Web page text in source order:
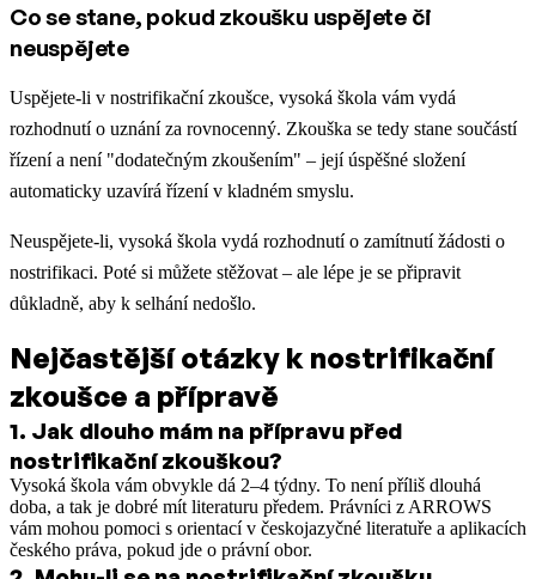
Co se stane, pokud zkoušku uspějete či
neuspějete
Uspějete-li v nostrifikační zkoušce, vysoká škola vám vydá
rozhodnutí o uznání za rovnocenný. Zkouška se tedy stane součástí
řízení a není "dodatečným zkoušením" – její úspěšné složení
automaticky uzavírá řízení v kladném smyslu.
Neuspějete-li, vysoká škola vydá rozhodnutí o zamítnutí žádosti o
nostrifikaci. Poté si můžete stěžovat – ale lépe je se připravit
důkladně, aby k selhání nedošlo.
Nejčastější otázky k nostrifikační
zkoušce a přípravě
1. Jak dlouho mám na přípravu před
nostrifikační zkouškou?
Vysoká škola vám obvykle dá 2–4 týdny. To není příliš dlouhá
doba, a tak je dobré mít literaturu předem. Právníci z ARROWS
vám mohou pomoci s orientací v českojazyčné literatuře a aplikacích
českého práva, pokud jde o právní obor.